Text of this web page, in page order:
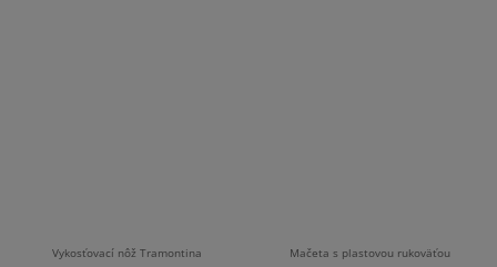
Vykosťovací nôž Tramontina
Mačeta s plastovou rukoväťou